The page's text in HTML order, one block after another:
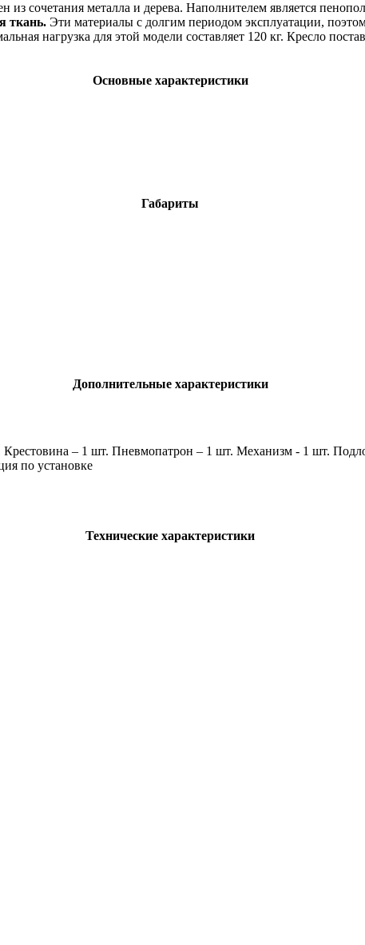
из сочетания металла и дерева. Наполнителем является
ткань. Эти материалы с долгим периодом эксплуатации,
нагрузка для этой модели составляет 120 кг. Кресло
Основные характеристики
Габариты
Дополнительные характеристики
– 1 шт. Пневмопатрон – 1 шт. Механизм - 1 шт.
по установке
Технические характеристики